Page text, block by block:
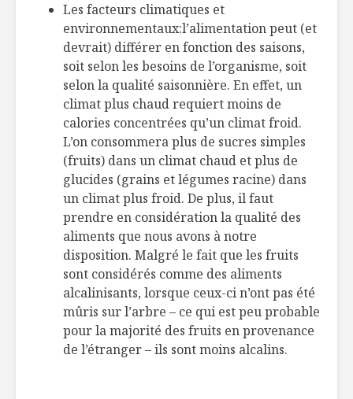
Les facteurs climatiques et
environnementaux:l’alimentation peut (et
devrait) différer en fonction des saisons,
soit selon les besoins de l’organisme, soit
selon la qualité saisonnière. En effet, un
climat plus chaud requiert moins de
calories concentrées qu’un climat froid.
L’on consommera plus de sucres simples
(fruits) dans un climat chaud et plus de
glucides (grains et légumes racine) dans
un climat plus froid. De plus, il faut
prendre en considération la qualité des
aliments que nous avons à notre
disposition. Malgré le fait que les fruits
sont considérés comme des aliments
alcalinisants, lorsque ceux-ci n’ont pas été
mûris sur l’arbre – ce qui est peu probable
pour la majorité des fruits en provenance
de l’étranger – ils sont moins alcalins.